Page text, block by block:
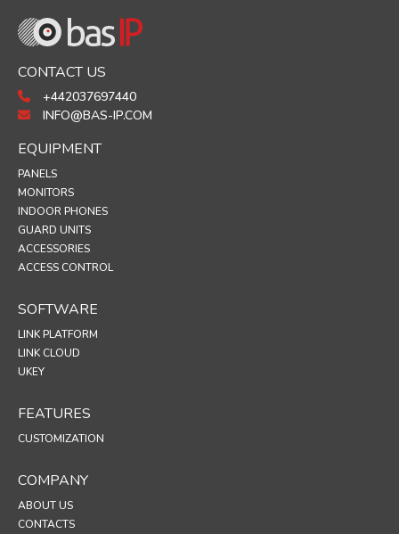
CONTACT US
+442037697440
INFO@BAS-IP.COM
EQUIPMENT
PANELS
MONITORS
INDOOR PHONES
GUARD UNITS
ACCESSORIES
ACCESS CONTROL
SOFTWARE
LINK PLATFORM
LINK CLOUD
UKEY
FEATURES
CUSTOMIZATION
COMPANY
ABOUT US
CONTACTS